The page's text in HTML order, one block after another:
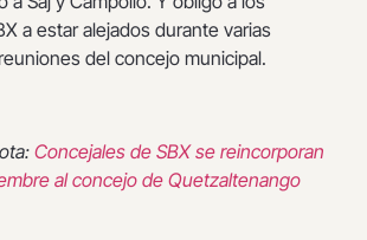
a estar alejados durante varias
del concejo municipal.
Concejales de SBX se reincorporan
al concejo de Quetzaltenango